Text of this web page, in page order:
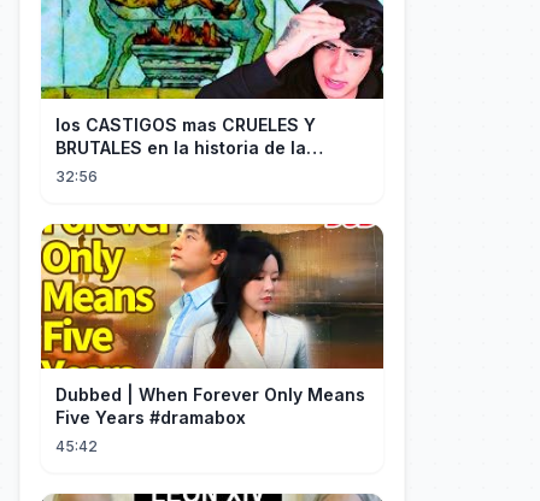
los CASTIGOS mas CRUELES Y
BRUTALES en la historia de la
HUMANIDAD...
32:56
Dubbed | When Forever Only Means
Five Years #dramabox
45:42